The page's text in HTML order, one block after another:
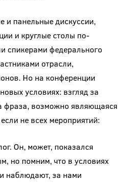
панельные дискуссии,
и круглые столы по-
спикерами федерального
отрасли,
Но на конференции
условиях: взгляд за
фраза, возможно являющаяся
не всех мероприятий:
Он, может, показался
но помним, что в условиях
наблюдают, за нами